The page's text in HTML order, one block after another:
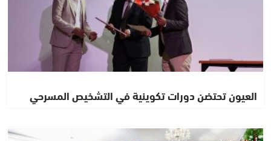
العيون تحتضن دورات تكوينية في التشخيص المسرحي